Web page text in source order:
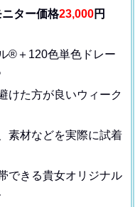
ター価格23,000円
®＋120色単色ドレー
けた方が良いウィーク
素材などを実際に試着
できる貴女オリジナル